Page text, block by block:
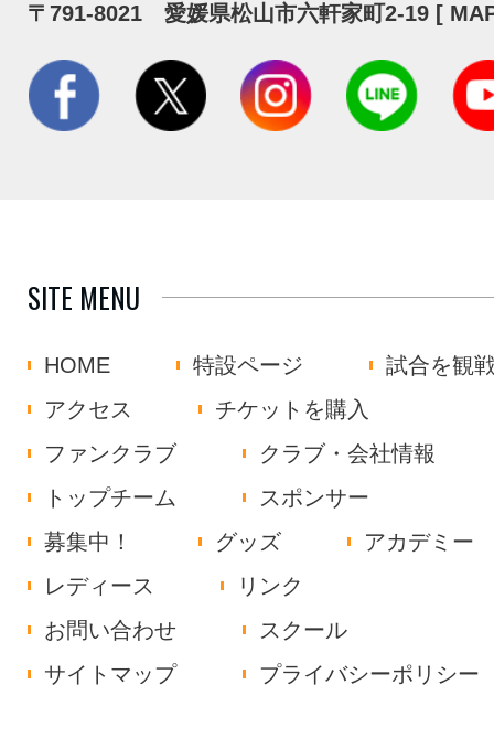
〒791-8021 愛媛県松山市六軒家町2-19 [
SITE MENU
HOME 特設ページ
試合を観
アクセス
チケットを購入
ファンクラブ
クラブ・会社情報
トップチーム
スポンサー
募集中！
グッズ
アカデミー
レディース
リンク
お問い合わせ
スクール
サイトマップ
プライバシーポリシー